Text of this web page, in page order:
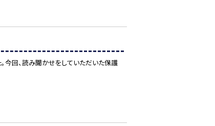
今回、読み聞かせをしていただいた保護